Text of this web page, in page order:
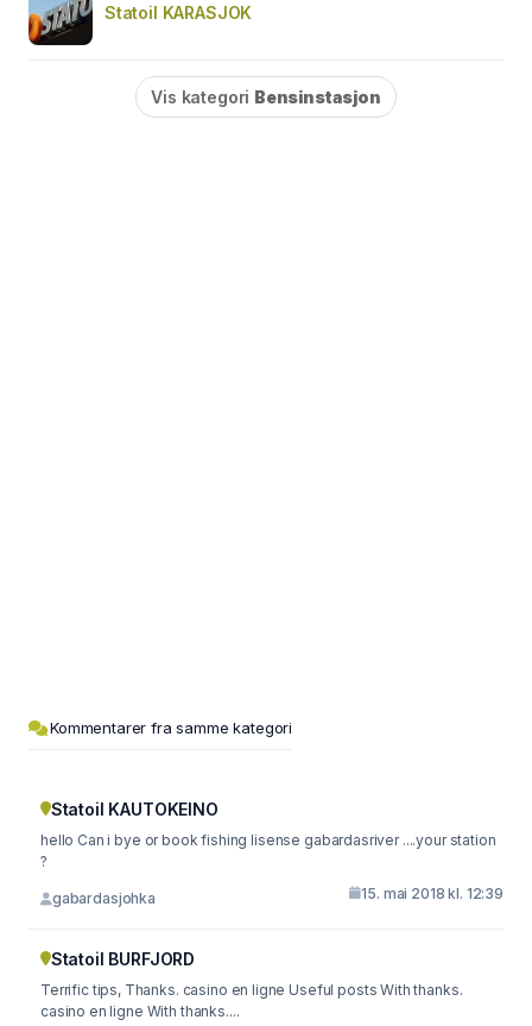
Statoil KARASJOK
Vis kategori Bensinstasjon
Kommentarer fra samme kategori
Statoil KAUTOKEINO
hello Can i bye or book fishing lisense gabardasriver ....your station
?
gabardasjohka 15. mai 2018 kl. 12:39
Statoil BURFJORD
Terrific tips, Thanks. casino en ligne Useful posts With thanks.
casino en ligne With thanks....